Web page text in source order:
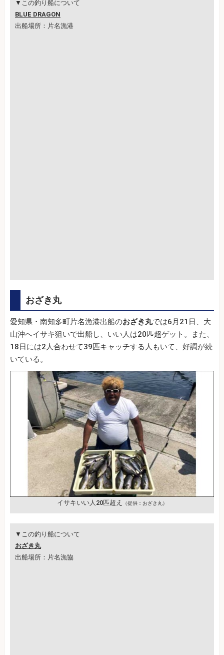
▼この釣り船について
BLUE DRAGON
出船場所：片名漁港
おざき丸
愛知県・南知多町片名漁港出船のおざき丸では6月21日、大
山沖へイサキ狙いで出船し、いい人は20匹超ゲット。また、
18日には2人合わせて39匹キャッチする人もいて、好調が続
いている。
イサキいい人20匹超え （提供：おざき丸）
▼この釣り船について
おざき丸
出船場所：片名漁協